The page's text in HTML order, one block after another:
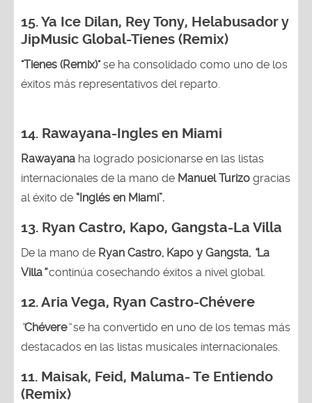
15.Ya Ice Dilan, Rey Tony, Helabusador y
JipMusic Global-Tienes (Remix)
"Tienes (Remix)"se ha consolidado como uno de los
éxitos más representativos del reparto.
14. Rawayana-Ingles en Miami
Rawayana ha logrado posicionarse en las listas
internacionales de la mano de Manuel Turizo gracias
al éxito de “Inglés en Miami”.
13. Ryan Castro, Kapo, Gangsta-La Villa
De la mano de Ryan Castro, Kapo y Gangsta, “La
Villa”continúa cosechando éxitos a nivel global.
12.Aria Vega, Ryan Castro-Chévere
“Chévere”se ha convertido en uno de los temas más
destacados en las listas musicales internacionales.
11. Maisak, Feid, Maluma- Te Entiendo
(Remix)